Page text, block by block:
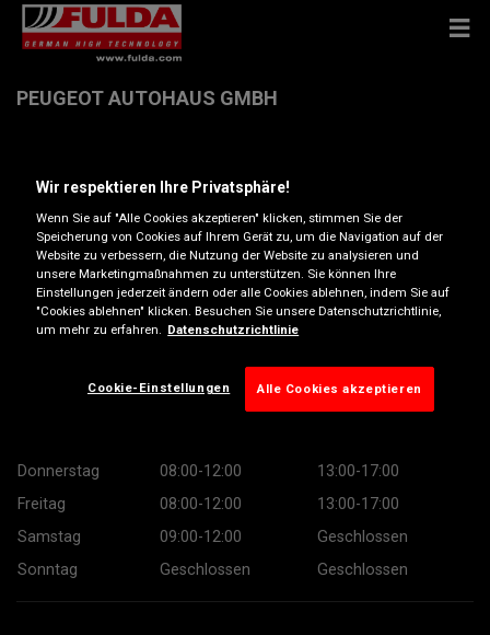
PEUGEOT AUTOHAUS GMBH
Anfahrtsbeschreibung
Telefonnummer anzeigen
Öffnungszeiten
13:00-17:00
Donnerstag
08:00-12:00
13:00-17:00
Freitag
08:00-12:00
13:00-17:00
Samstag
09:00-12:00
Geschlossen
Sonntag
Geschlossen Geschlossen
Wir respektieren Ihre Privatsphäre!
Wenn Sie auf "Alle Cookies akzeptieren" klicken, stimmen Sie der
Speicherung von Cookies auf Ihrem Gerät zu, um die Navigation auf der
Website zu verbessern, die Nutzung der Website zu analysieren und
unsere Marketingmaßnahmen zu unterstützen. Sie können Ihre
Einstellungen jederzeit ändern oder alle Cookies ablehnen, indem Sie auf
"Cookies ablehnen" klicken. Besuchen Sie unsere Datenschutzrichtlinie,
um mehr zu erfahren. Datenschutzrichtlinie
Cookie-Einstellungen Alle Cookies akzeptieren